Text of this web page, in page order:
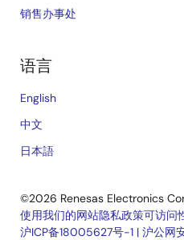
销售办事处
语言
English
中文
日本語
©2026 Renesas Electronics
使用我们的网站隐私政策可访问
沪ICP备18005627号-1 | 沪公网